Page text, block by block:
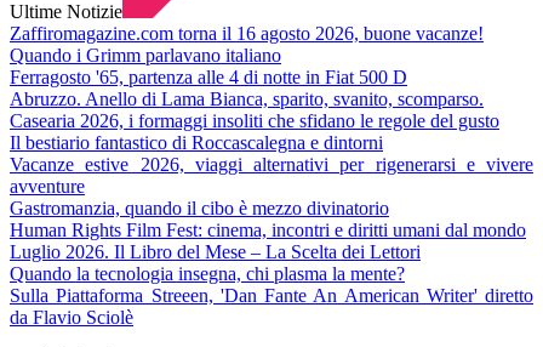
Ultime Notizie
Zaffiromagazine.com torna il 16 agosto 2026, buone vacanze!
Quando i Grimm parlavano italiano
Ferragosto '65, partenza alle 4 di notte in Fiat 500 D
Abruzzo. Anello di Lama Bianca, sparito, svanito, scomparso.
Casearia 2026, i formaggi insoliti che sfidano le regole del gusto
Il bestiario fantastico di Roccascalegna e dintorni
Vacanze estive 2026, viaggi alternativi per rigenerarsi e vivere
avventure
Gastromanzia, quando il cibo è mezzo divinatorio
Human Rights Film Fest: cinema, incontri e diritti umani dal mondo
Luglio 2026. Il Libro del Mese – La Scelta dei Lettori
Quando la tecnologia insegna, chi plasma la mente?
Sulla Piattaforma Streeen, 'Dan Fante An American Writer' diretto
da Flavio Sciolè